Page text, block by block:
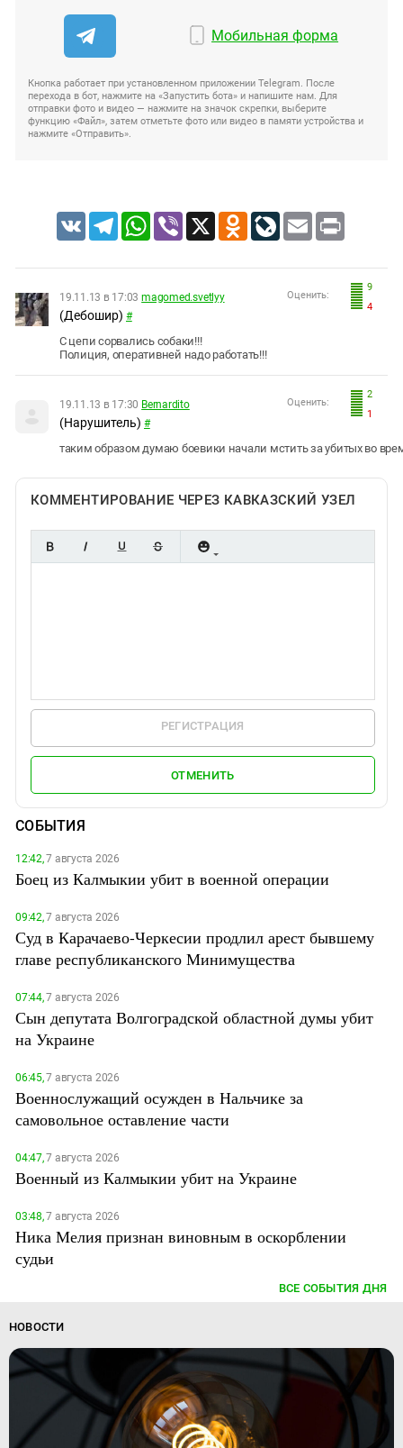
Мобильная форма
Кнопка работает при установленном приложении Telegram. После
перехода в бот, нажмите на «Запустить бота» и напишите нам. Для
отправки фото и видео — нажмите на значок скрепки, выберите
функцию «Файл», затем отметьте фото или видео в памяти устройства и
нажмите «Отправить».
VK TelegramWhatsApp
Viber X Odnoklassniki
LiveJournal
Email Print
9
4
Оценить:
19.11.13 в 17:03 magomed.svetlyy
(Дебошир) #
С цепи сорвались собаки!!!
Полиция, оперативней надо работать!!!
2
1
Оценить:
19.11.13 в 17:30 Bernardito
(Нарушитель) #
таким образом думаю боевики начали мстить за убитых во
КОММЕНТИРОВАНИЕ ЧЕРЕЗ КАВКАЗСКИЙ УЗЕЛ
РЕГИСТРАЦИЯ
ОТМЕНИТЬ
СОБЫТИЯ
12:42,7 августа 2026
Боец из Калмыкии убит в военной операции
09:42,7 августа 2026
Суд в Карачаево-Черкесии продлил арест бывшему
главе республиканского Минимущества
07:44,7 августа 2026
Сын депутата Волгоградской областной думы убит
на Украине
06:45,7 августа 2026
Военнослужащий осужден в Нальчике за
самовольное оставление части
04:47,7 августа 2026
Военный из Калмыкии убит на Украине
03:48,7 августа 2026
Ника Мелия признан виновным в оскорблении
судьи
ВСЕ СОБЫТИЯ ДНЯ
НОВОСТИ